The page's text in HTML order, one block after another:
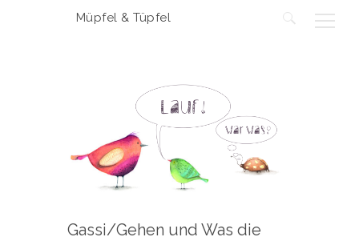
Müpfel & Tüpfel
Gassi/Gehen und Was die